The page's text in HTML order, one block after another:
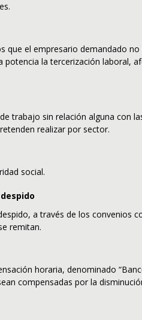
que el empresario demandado
la tercerización laboral,
trabajo sin relación alguna con
realizar por sector.
social.
a través de los convenios
remitan.
horaria, denominado
compensadas por la